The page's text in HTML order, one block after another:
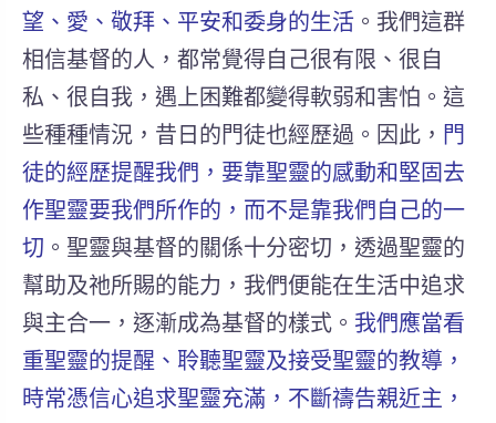
望、愛、敬拜、平安和委身的生活。我們這群
相信基督的人，都常覺得自己很有限、很自
私、很自我，遇上困難都變得軟弱和害怕。這
些種種情況，昔日的門徒也經歷過。因此， 門
徒的經歷提醒我們，要靠聖靈的感動和堅固去
作聖靈要我們所作的，而不是靠我們自己的一
切 。聖靈與基督的關係十分密切，透過聖靈的
幫助及祂所賜的能力，我們便能在生活中追求
與主合一，逐漸成為基督的樣式。 我們應當看
重聖靈的提醒、聆聽聖靈及接受聖靈的教導，
時常憑信心追求聖靈充滿，不斷禱告親近主，